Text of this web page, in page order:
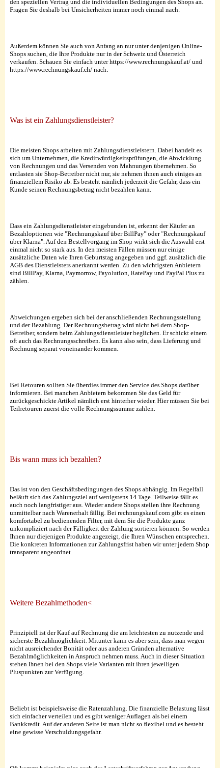
den speziellen Vertrag und die individuellen Bedingungen des Shops an.
Fragen Sie deshalb bei Unsicherheiten immer noch einmal nach.
Außerdem können Sie auch von Anfang an nur unter denjenigen Online-
Shops suchen, die Ihre Produkte nur in der Schweiz und Österreich
verkaufen. Schauen Sie einfach unter https://www.rechnungskauf.at/ und
https://www.rechnungskauf.ch/ nach.
Was ist ein Zahlungsdienstleister?
Die meisten Shops arbeiten mit Zahlungsdienstleistern. Dabei handelt es
sich um Unternehmen, die Kreditwürdigkeitsprüfungen, die Abwicklung
von Rechnungen und das Versenden von Mahnungen übernehmen. So
entlasten sie Shop-Betreiber nicht nur, sie nehmen ihnen auch einiges an
finanziellem Risiko ab. Es besteht nämlich jederzeit die Gefahr, dass ein
Kunde seinen Rechnungsbetrag nicht bezahlen kann.
Dass ein Zahlungsdienstleister eingebunden ist, erkennt der Käufer an
Bezahloptionen wie "Rechnungskauf über BillPay" oder "Rechnungskauf
über Klarna". Auf den Bestellvorgang im Shop wirkt sich die Auswahl erst
einmal nicht so stark aus. In den meisten Fällen müssen nur einige
zusätzliche Daten wie Ihren Geburtstag angegeben und ggf. zusätzlich die
AGB des Dienstleisters anerkannt werden. Zu den wichtigsten Anbietern
sind BillPay, Klarna, Paymorrow, Payolution, RatePay und PayPal Plus zu
zählen.
Abweichungen ergeben sich bei der anschließenden Rechnungsstellung
und der Bezahlung. Der Rechnungsbetrag wird nicht bei dem Shop-
Betreiber, sondern beim Zahlungsdienstleister beglichen. Er schickt einem
oft auch das Rechnungsschreiben. Es kann also sein, dass Lieferung und
Rechnung separat voneinander kommen.
Bei Retouren sollten Sie überdies immer den Service des Shops darüber
informieren. Bei manchen Anbietern bekommen Sie das Geld für
zurückgeschickte Artikel nämlich erst hinterher wieder. Hier müssen Sie bei
Teilretouren zuerst die volle Rechnungssumme zahlen.
Bis wann muss ich bezahlen?
Das ist von den Geschäftsbedingungen des Shops abhängig. Im Regelfall
beläuft sich das Zahlungsziel auf wenigstens 14 Tage. Teilweise fällt es
auch noch langfristiger aus. Wieder andere Shops stellen ihre Rechnung
unmittelbar nach Warenerhalt fällig. Bei rechnungskauf.com gibt es einen
komfortabel zu bedienenden Filter, mit dem Sie die Produkte ganz
unkompliziert nach der Fälligkeit der Zahlung sortieren können. So werden
Ihnen nur diejenigen Produkte angezeigt, die Ihren Wünschen entsprechen.
Die konkreten Informationen zur Zahlungsfrist haben wir unter jedem Shop
transparent angeordnet.
Weitere Bezahlmethoden<
Prinzipiell ist der Kauf auf Rechnung die am leichtesten zu nutzende und
sicherste Bezahlmöglichkeit. Mitunter kann es aber sein, dass man wegen
nicht ausreichender Bonität oder aus anderen Gründen alternative
Bezahlmöglichkeiten in Anspruch nehmen muss. Auch in dieser Situation
stehen Ihnen bei den Shops viele Varianten mit ihren jeweiligen
Pluspunkten zur Verfügung.
Beliebt ist beispielsweise die Ratenzahlung. Die finanzielle Belastung lässt
sich einfacher verteilen und es gibt weniger Auflagen als bei einem
Bankkredit. Auf der anderen Seite ist man nicht so flexibel und es besteht
eine gewisse Verschuldungsgefahr.